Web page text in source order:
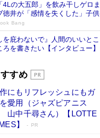
4Lの大五郎」を飲み干しゲロま
井が「感情を失くした」子供
Bang
庇わないで』人間のいいとこ
を書きたい【インタビュー】
かない 「老後レス時代」
馬鹿な……」90歳になった作
が、ひとり暮らしの生活を明か
すめ
にもリフレッシュにもガ
愛用（ジャズピアニス
山中千尋さん）【LOTTE
】
PR